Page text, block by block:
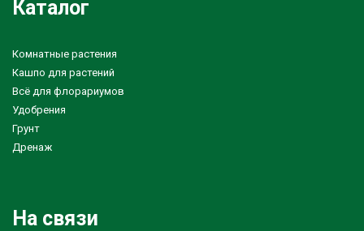
Каталог
Комнатные растения
Кашпо для растений
Всё для флорариумов
Удобрения
Грунт
Дренаж
На связи